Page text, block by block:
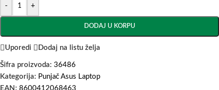
- +
DODAJ U KORPU
Uporedi Dodaj na listu želja
Šifra proizvoda: 36486
Kategorija: Punjač Asus Laptop
EAN: 8600412068463